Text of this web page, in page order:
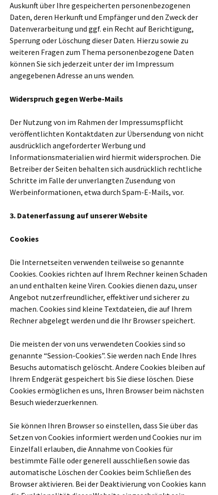
Auskunft über Ihre gespeicherten personenbezogenen
Daten, deren Herkunft und Empfänger und den Zweck der
Datenverarbeitung und ggf. ein Recht auf Berichtigung,
Sperrung oder Löschung dieser Daten. Hierzu sowie zu
weiteren Fragen zum Thema personenbezogene Daten
können Sie sich jederzeit unter der im Impressum
angegebenen Adresse an uns wenden.
Widerspruch gegen Werbe-Mails
Der Nutzung von im Rahmen der Impressumspflicht
veröffentlichten Kontaktdaten zur Übersendung von nicht
ausdrücklich angeforderter Werbung und
Informationsmaterialien wird hiermit widersprochen. Die
Betreiber der Seiten behalten sich ausdrücklich rechtliche
Schritte im Falle der unverlangten Zusendung von
Werbeinformationen, etwa durch Spam-E-Mails, vor.
3. Datenerfassung auf unserer Website
Cookies
Die Internetseiten verwenden teilweise so genannte
Cookies. Cookies richten auf Ihrem Rechner keinen Schaden
an und enthalten keine Viren. Cookies dienen dazu, unser
Angebot nutzerfreundlicher, effektiver und sicherer zu
machen. Cookies sind kleine Textdateien, die auf Ihrem
Rechner abgelegt werden und die Ihr Browser speichert.
Die meisten der von uns verwendeten Cookies sind so
genannte “Session-Cookies”. Sie werden nach Ende Ihres
Besuchs automatisch gelöscht. Andere Cookies bleiben auf
Ihrem Endgerät gespeichert bis Sie diese löschen. Diese
Cookies ermöglichen es uns, Ihren Browser beim nächsten
Besuch wiederzuerkennen.
Sie können Ihren Browser so einstellen, dass Sie über das
Setzen von Cookies informiert werden und Cookies nur im
Einzelfall erlauben, die Annahme von Cookies für
bestimmte Fälle oder generell ausschließen sowie das
automatische Löschen der Cookies beim Schließen des
Browser aktivieren. Bei der Deaktivierung von Cookies kann